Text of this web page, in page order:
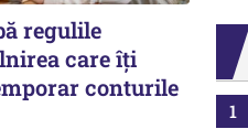
regulile
care îți
conturile